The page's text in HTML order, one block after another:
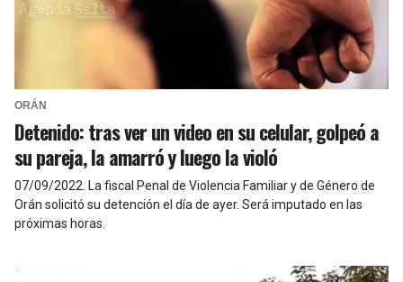
ORÁN
Detenido: tras ver un video en su celular, golpeó a
su pareja, la amarró y luego la violó
07/09/2022 La fiscal Penal de Violencia Familiar y de Género de
Orán solicitó su detención el día de ayer. Será imputado en las
próximas horas.